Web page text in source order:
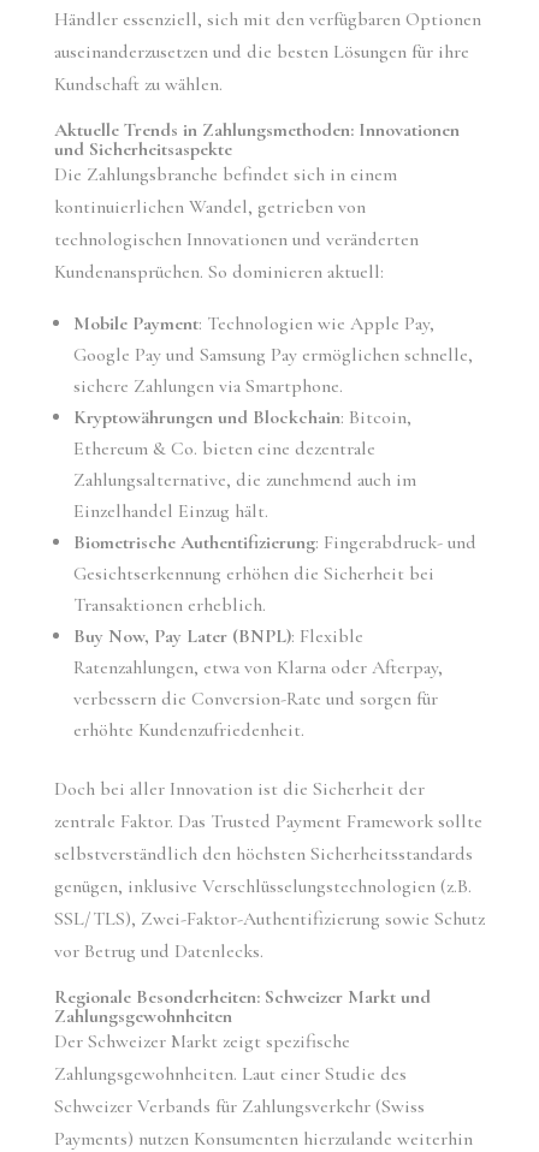
Händler essenziell, sich mit den verfügbaren Optionen
auseinanderzusetzen und die besten Lösungen für ihre
Kundschaft zu wählen.
Aktuelle Trends in Zahlungsmethoden: Innovationen
und Sicherheitsaspekte
Die Zahlungsbranche befindet sich in einem
kontinuierlichen Wandel, getrieben von
technologischen Innovationen und veränderten
Kundenansprüchen. So dominieren aktuell:
Mobile Payment: Technologien wie Apple Pay,
Google Pay und Samsung Pay ermöglichen schnelle,
sichere Zahlungen via Smartphone.
Kryptowährungen und Blockchain: Bitcoin,
Ethereum & Co. bieten eine dezentrale
Zahlungsalternative, die zunehmend auch im
Einzelhandel Einzug hält.
Biometrische Authentifizierung: Fingerabdruck- und
Gesichtserkennung erhöhen die Sicherheit bei
Transaktionen erheblich.
Buy Now, Pay Later (BNPL): Flexible
Ratenzahlungen, etwa von Klarna oder Afterpay,
verbessern die Conversion-Rate und sorgen für
erhöhte Kundenzufriedenheit.
Doch bei aller Innovation ist die Sicherheit der
zentrale Faktor. Das Trusted Payment Framework sollte
selbstverständlich den höchsten Sicherheitsstandards
genügen, inklusive Verschlüsselungstechnologien (z.B.
SSL/TLS), Zwei-Faktor-Authentifizierung sowie Schutz
vor Betrug und Datenlecks.
Regionale Besonderheiten: Schweizer Markt und
Zahlungsgewohnheiten
Der Schweizer Markt zeigt spezifische
Zahlungsgewohnheiten. Laut einer Studie des
Schweizer Verbands für Zahlungsverkehr (Swiss
Payments) nutzen Konsumenten hierzulande weiterhin